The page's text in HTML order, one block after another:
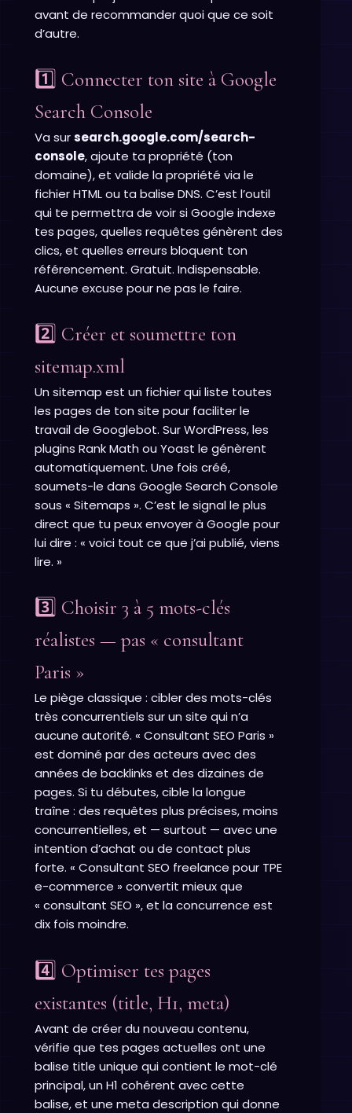
avant de recommander quoi que ce soit
d’autre.
1️⃣ Connecter ton site à Google
Search Console
Va sursearch.google.com/search-
console, ajoute ta propriété (ton
domaine), et valide la propriété via le
fichier HTML ou ta balise DNS. C’est l’outil
qui te permettra de voir si Google indexe
tes pages, quelles requêtes génèrent des
clics, et quelles erreurs bloquent ton
référencement. Gratuit. Indispensable.
Aucune excuse pour ne pas le faire.
2️⃣ Créer et soumettre ton
sitemap.xml
Un sitemap est un fichier qui liste toutes
les pages de ton site pour faciliter le
travail de Googlebot. Sur WordPress, les
plugins Rank Math ou Yoast le génèrent
automatiquement. Une fois créé,
soumets-le dans Google Search Console
sous « Sitemaps ». C’est le signal le plus
direct que tu peux envoyer à Google pour
lui dire : « voici tout ce que j’ai publié, viens
lire. »
3️⃣ Choisir 3 à 5 mots-clés
réalistes — pas « consultant
Paris »
Le piège classique : cibler des mots-clés
très concurrentiels sur un site qui n’a
aucune autorité. « Consultant SEO Paris »
est dominé par des acteurs avec des
années de backlinks et des dizaines de
pages. Si tu débutes, cible la longue
traîne : des requêtes plus précises, moins
concurrentielles, et — surtout — avec une
intention d’achat ou de contact plus
forte. « Consultant SEO freelance pour TPE
e-commerce » convertit mieux que
« consultant SEO », et la concurrence est
dix fois moindre.
4️⃣ Optimiser tes pages
existantes (title, H1, meta)
Avant de créer du nouveau contenu,
vérifie que tes pages actuelles ont une
balise title unique qui contient le mot-clé
principal, un H1 cohérent avec cette
balise, et une meta description qui donne